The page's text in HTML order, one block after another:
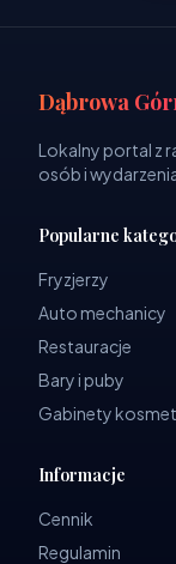
Dąbrowa
Lokalny portal z
osób i
Popularne
Fryzjerzy
Auto mechanicy
Restauracje
Bary i puby
Gabinety
Informacje
Cennik
Regulamin